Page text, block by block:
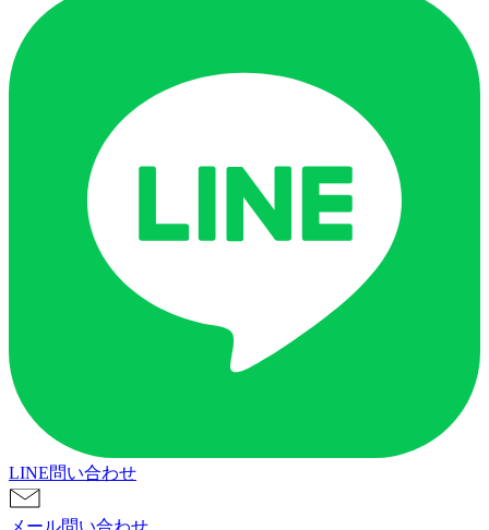
LINE問い合わせ
メール問い合わせ